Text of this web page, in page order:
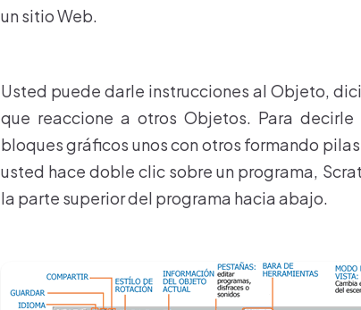
un sitio Web.
Usted puede darle instrucciones al Objeto,
que reaccione a otros Objetos. Para
bloques gráficos unos con otros formando
usted hace doble clic sobre un programa,
la parte superior del programa hacia abajo.